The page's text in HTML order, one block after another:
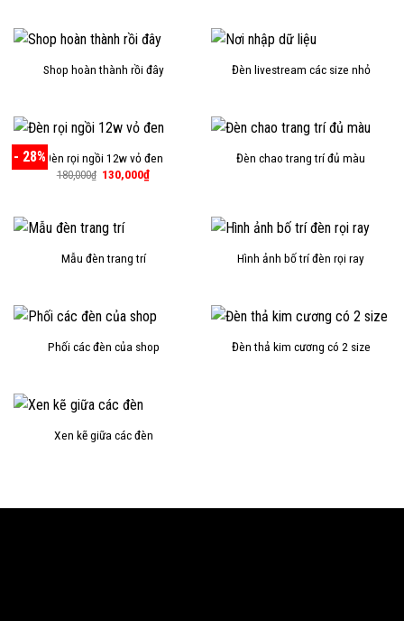
Shop hoàn thành rồi đây Đèn livestream các size nhỏ
- 28%Đèn rọi ngồi 12w vỏ đen
180,000₫ Giá
130,000₫Giá
Đèn chao trang trí đủ màu
Mẫu đèn trang trí Hình ảnh bố trí đèn rọi ray
Phối các đèn của shop Đèn thả kim cương có 2 size
Xen kẽ giữa các đèn